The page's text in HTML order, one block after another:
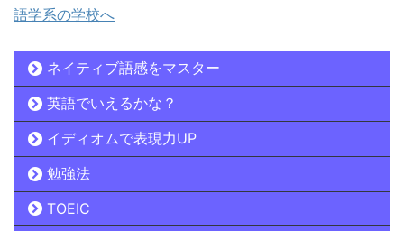
語学系の学校へ
ネイティブ語感をマスター
英語でいえるかな？
イディオムで表現力UP
勉強法
TOEIC